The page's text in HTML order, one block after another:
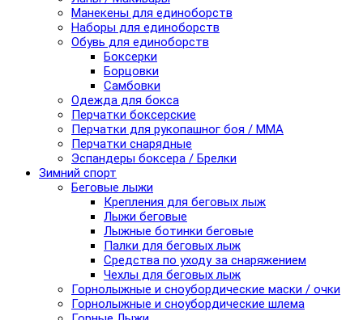
Манекены для единоборств
Наборы для единоборств
Обувь для единоборств
Боксерки
Борцовки
Самбовки
Одежда для бокса
Перчатки боксерские
Перчатки для рукопашног боя / ММА
Перчатки снарядные
Эспандеры боксера / Брелки
Зимний спорт
Беговые лыжи
Крепления для беговых лыж
Лыжи беговые
Лыжные ботинки беговые
Палки для беговых лыж
Средства по уходу за снаряжением
Чехлы для беговых лыж
Горнолыжные и сноубордические маски / очки
Горнолыжные и сноубордические шлема